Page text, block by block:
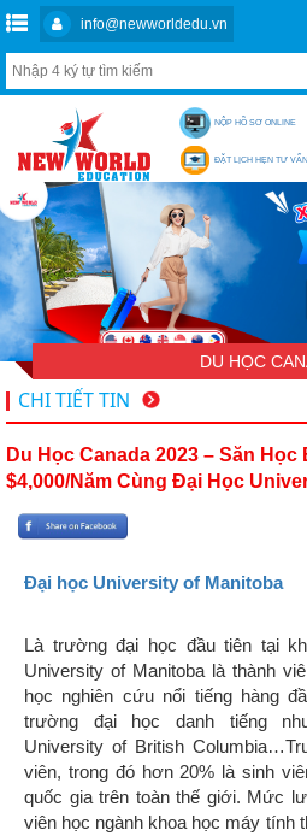
info@newworldedu.vn
NỘP HỒ SƠ ONLINE
ĐẶT LỊCH HẸN TƯ VẤN
DU HỌC
CHI TIẾT TIN
Du Học Canada 2023 – Săn
$4,000/năm Cùng Đại Học
Đại học University of Manitoba
Là trường đại học đầu tiên tại
University of Manitoba là thành
học nghiên cứu nổi tiếng hàng
trường đại học danh tiếng
University of British
viên, trong đó hơn 20% là sinh
quốc gia trên toàn thế giới. Mức
viên học ngành khoa học máy tính